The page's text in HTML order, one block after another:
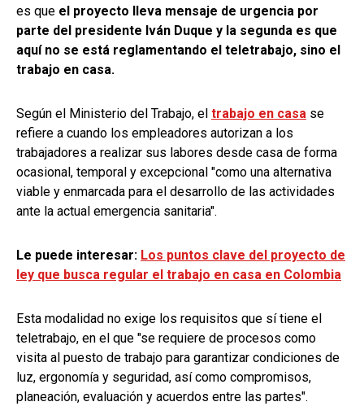
es que el proyecto lleva mensaje de urgencia por
parte del presidente Iván Duque y la segunda es que
aquí no se está reglamentando el teletrabajo, sino el
trabajo en casa.
Según el Ministerio del Trabajo, el trabajo en casa se
refiere a cuando los empleadores autorizan a los
trabajadores a realizar sus labores desde casa de forma
ocasional, temporal y excepcional "como una alternativa
viable y enmarcada para el desarrollo de las actividades
ante la actual emergencia sanitaria".
Le puede interesar: Los puntos clave del proyecto de
ley que busca regular el trabajo en casa en Colombia
Esta modalidad no exige los requisitos que sí tiene el
teletrabajo, en el que "se requiere de procesos como
visita al puesto de trabajo para garantizar condiciones de
luz, ergonomía y seguridad, así como compromisos,
planeación, evaluación y acuerdos entre las partes".